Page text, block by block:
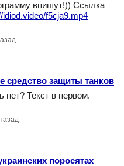
впишут!)) Ссылка
idiod.video/f5cja9.mp4 —
средство защиты танков
нет? Текст в первом. —
поросятах